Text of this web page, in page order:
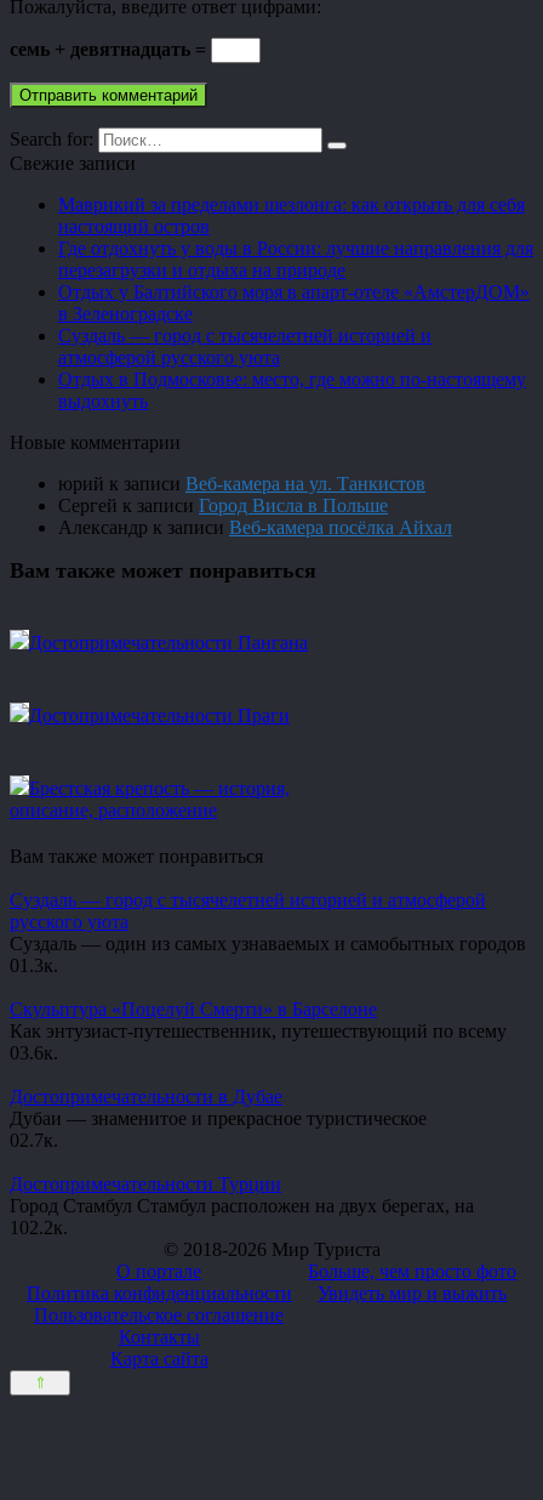
Пожалуйста, введите ответ цифрами:
семь + девятнадцать =
Search for:
Свежие записи
Маврикий за пределами шезлонга: как открыть для себя
настоящий остров
Где отдохнуть у воды в России: лучшие направления для
перезагрузки и отдыха на природе
Отдых у Балтийского моря в апарт-отеле «АмстерДОМ»
в Зеленоградске
Суздаль — город с тысячелетней историей и
атмосферой русского уюта
Отдых в Подмосковье: место, где можно по-настоящему
выдохнуть
Новые комментарии
юрий к записи Веб-камера на ул. Танкистов
Сергей к записи Город Висла в Польше
Александр к записи Веб-камера посёлка Айхал
Вам также может понравиться
Достопримечательности Пангана
Достопримечательности Праги
Брестская крепость — история,
описание, расположение
Вам также может понравиться
Суздаль — город с тысячелетней историей и атмосферой
русского уюта
Суздаль — один из самых узнаваемых и самобытных городов
01.3к.
Скульптура «Поцелуй Смерти» в Барселоне
Как энтузиаст-путешественник, путешествующий по всему
03.6к.
Достопримечательности в Дубае
Дубаи — знаменитое и прекрасное туристическое
02.7к.
Достопримечательности Турции
Город Стамбул Стамбул расположен на двух берегах, на
102.2к.
© 2018-2026 Мир Туриста
О портале
Политика конфиденциальности
Пользовательское соглашение
Контакты
Карта сайта
Больше, чем просто фото
Увидеть мир и выжить